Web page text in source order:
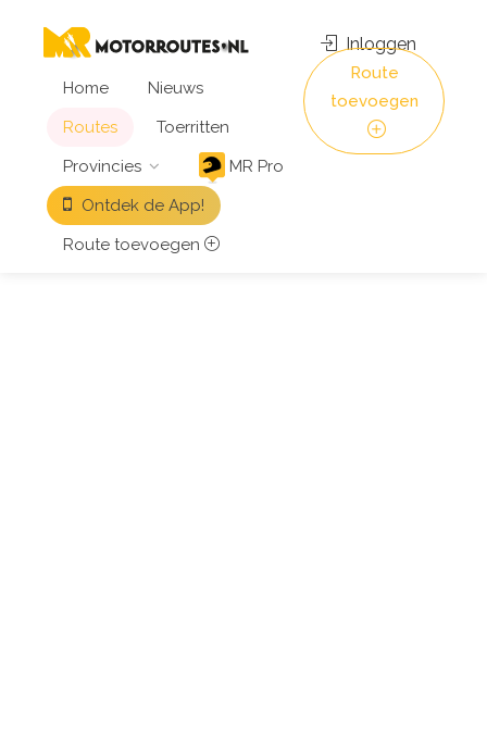
Home
Nieuws
Routes
Toerritten
Provincies
MR Pro
Ontdek de App!
Route toevoegen
Inloggen
Route
toevoegen